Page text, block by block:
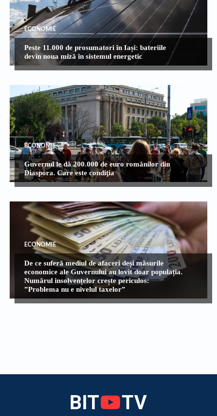
ECONOMIE
Peste 11.000 de prosumatori în Iași: bateriile
devin noua miză în sistemul energetic
ECONOMIE
Guvernul le dă 200.000 de euro românilor din
Diaspora. Care este condiţia
ECONOMIE
De ce suferă mediul de afaceri deși măsurile
economice ale Guvernului au lovit doar populația.
Numărul insolvențelor crește periculos:
”Problema nu e nivelul taxelor”
BIT TV